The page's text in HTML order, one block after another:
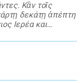
Κἂν τοῖς
δεκάτῃ ἀπέπτη
Ιερέα και
του Μεσοποτάμου,
Έπειτα
της Μεγίστης